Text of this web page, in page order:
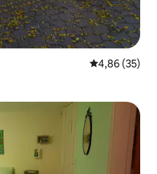
4,86 de uma
4,86 (35)